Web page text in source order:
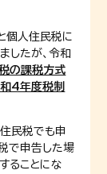
個人住民税に
したが、令和
の課税方式
和4年度税制
民税でも申
で申告した場
ることにな